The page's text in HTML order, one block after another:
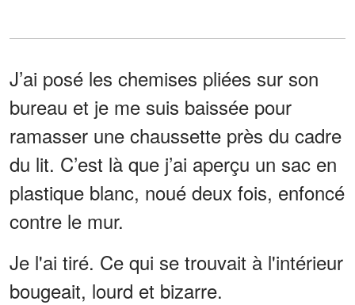
J’ai posé les chemises pliées sur son
bureau et je me suis baissée pour
ramasser une chaussette près du cadre
du lit. C’est là que j’ai aperçu un sac en
plastique blanc, noué deux fois, enfoncé
contre le mur.
Je l'ai tiré. Ce qui se trouvait à l'intérieur
bougeait, lourd et bizarre.